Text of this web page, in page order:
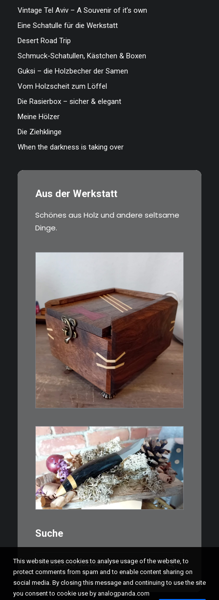
Vintage Tel Aviv – A Souvenir of it’s own
Eine Schatulle für die Werkstatt
Desert Road Trip
Schmuck-Schatullen, Kästchen & Boxen
Guksi – die Holzbecher der Samen
Vom Holzscheit zum Löffel
Die Rasierbox – sicher & elegant
Meine Hölzer
Die Ziehklinge
When the darkness is taking over
Aus der Werkstatt
Schönes aus Holz und andere seltsame
Dinge.
€39,00
Eine kleine, simple Schatulle
aus Nussbaum…
€39,00
Kleines Schmuckmesser, ideal
als…
Suche
Suchen
nach:
This website uses cookies to analyse usage of the website, to
protect comments from spam and to enable content sharing on
social media. By closing this message and continuing to use the site
you consent to cookie use by analogpanda.com